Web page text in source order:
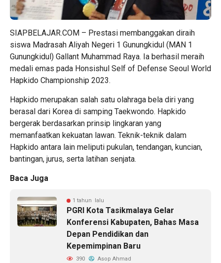
SIAPBELAJAR.COM – Prestasi membanggakan diraih
siswa Madrasah Aliyah Negeri 1 Gunungkidul (MAN 1
Gunungkidul) Gallant Muhammad Raya. Ia berhasil meraih
medali emas pada Honsishul Self of Defense Seoul World
Hapkido Championship 2023.
Hapkido merupakan salah satu olahraga bela diri yang
berasal dari Korea di samping Taekwondo. Hapkido
bergerak berdasarkan prinsip lingkaran yang
memanfaatkan kekuatan lawan. Teknik-teknik dalam
Hapkido antara lain meliputi pukulan, tendangan, kuncian,
bantingan, jurus, serta latihan senjata.
Baca Juga
1 tahun lalu
PGRI Kota Tasikmalaya Gelar
Konferensi Kabupaten, Bahas Masa
Depan Pendidikan dan
Kepemimpinan Baru
390 Asop Ahmad